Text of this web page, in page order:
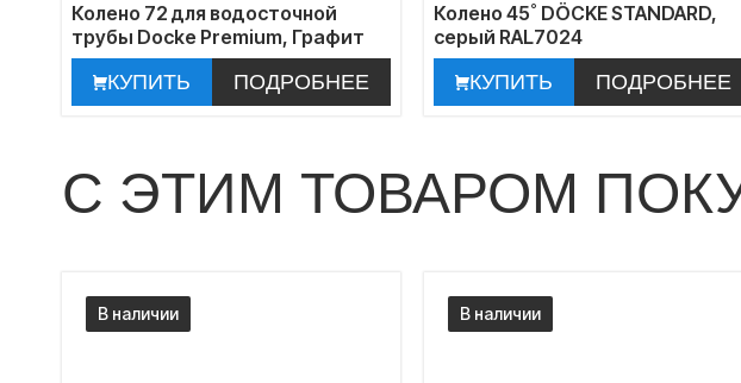
Колено 72 для водосточной
трубы Docke Premium, Графит
КУПИТЬ
ПОДРОБНЕЕ
Колено 45˚ DÖCKE STANDARD,
серый RAL7024
КУПИТЬ
ПОДРОБНЕЕ
С ЭТИМ ТОВАРОМ
В наличии В наличии